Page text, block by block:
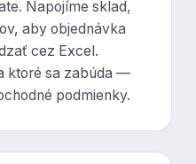
Napojíme sklad,
aby objednávka
cez Excel.
ktoré sa zabúda —
podmienky.